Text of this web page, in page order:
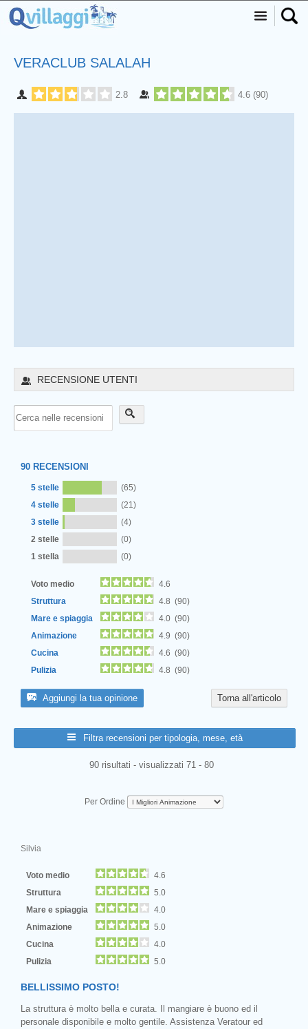
VERACLUB SALALAH
2.8 4.6 (90)
RECENSIONE UTENTI
90 RECENSIONI
5 stelle
(65)
4 stelle
(21)
3 stelle
(4)
2 stelle
(0)
1 stella
(0)
Voto medio
4.6
Struttura
4.8 (90)
Mare e spiaggia
4.0 (90)
Animazione
4.9 (90)
Cucina
4.6 (90)
Pulizia
4.8 (90)
Aggiungi la tua opinione Torna all'articolo
Filtra recensioni per tipologia, mese, età
90 risultati - visualizzati 71 - 80
Per Ordine
Silvia
Voto medio
4.6
Struttura
5.0
Mare e spiaggia
4.0
Animazione
5.0
Cucina
4.0
Pulizia
5.0
BELLISSIMO POSTO!
La struttura è molto bella e curata. Il mangiare è buono ed il
personale disponibile e molto gentile. Assistenza Veratour ed